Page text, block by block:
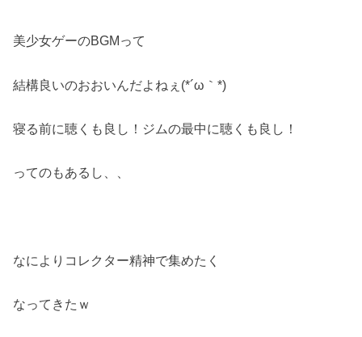
美少女ゲーのBGMって
結構良いのおおいんだよねぇ(*´ω｀*)
寝る前に聴くも良し！ジムの最中に聴くも良し！
ってのもあるし、、
なによりコレクター精神で集めたく
なってきたｗ